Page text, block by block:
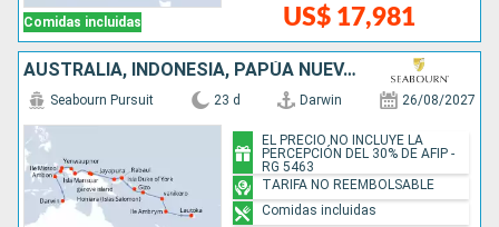
Comidas incluidas US$ 17,981
AUSTRALIA, INDONESIA, PAPÚA NUEVA GUINEA, ISLAS SALOMON, VANUATU, FIDJI (ISLAS)
Seabourn Pursuit 23 d Darwin 26/08/2027
EL PRECIO NO INCLUYE LA
PERCEPCIÓN DEL 30% DE AFIP -
RG 5463
TARIFA NO REEMBOLSABLE
Comidas incluidas